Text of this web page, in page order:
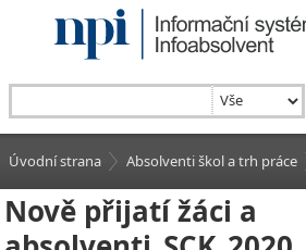
Úvodní strana Absolventi škol a trh práce
Nově přijatí žáci a